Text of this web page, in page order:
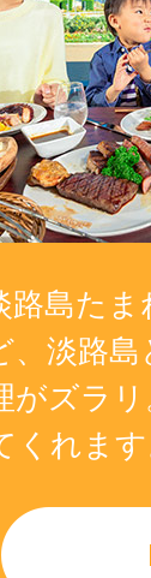
路島た
、淡路
がズラ
れます